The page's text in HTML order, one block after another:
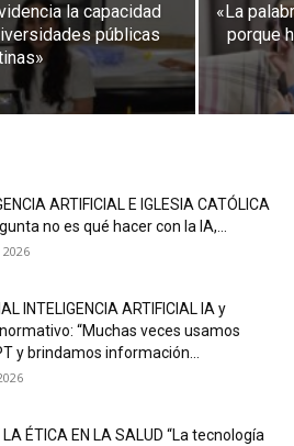
la capacidad
públicas
«La
porque
ARTIFICIAL E IGLESIA CATÓLICA
no es qué hacer con la IA,...
INTELIGENCIA ARTIFICIAL IA y
“Muchas veces usamos
y brindamos información...
ÉTICA EN LA SALUD “La tecnología